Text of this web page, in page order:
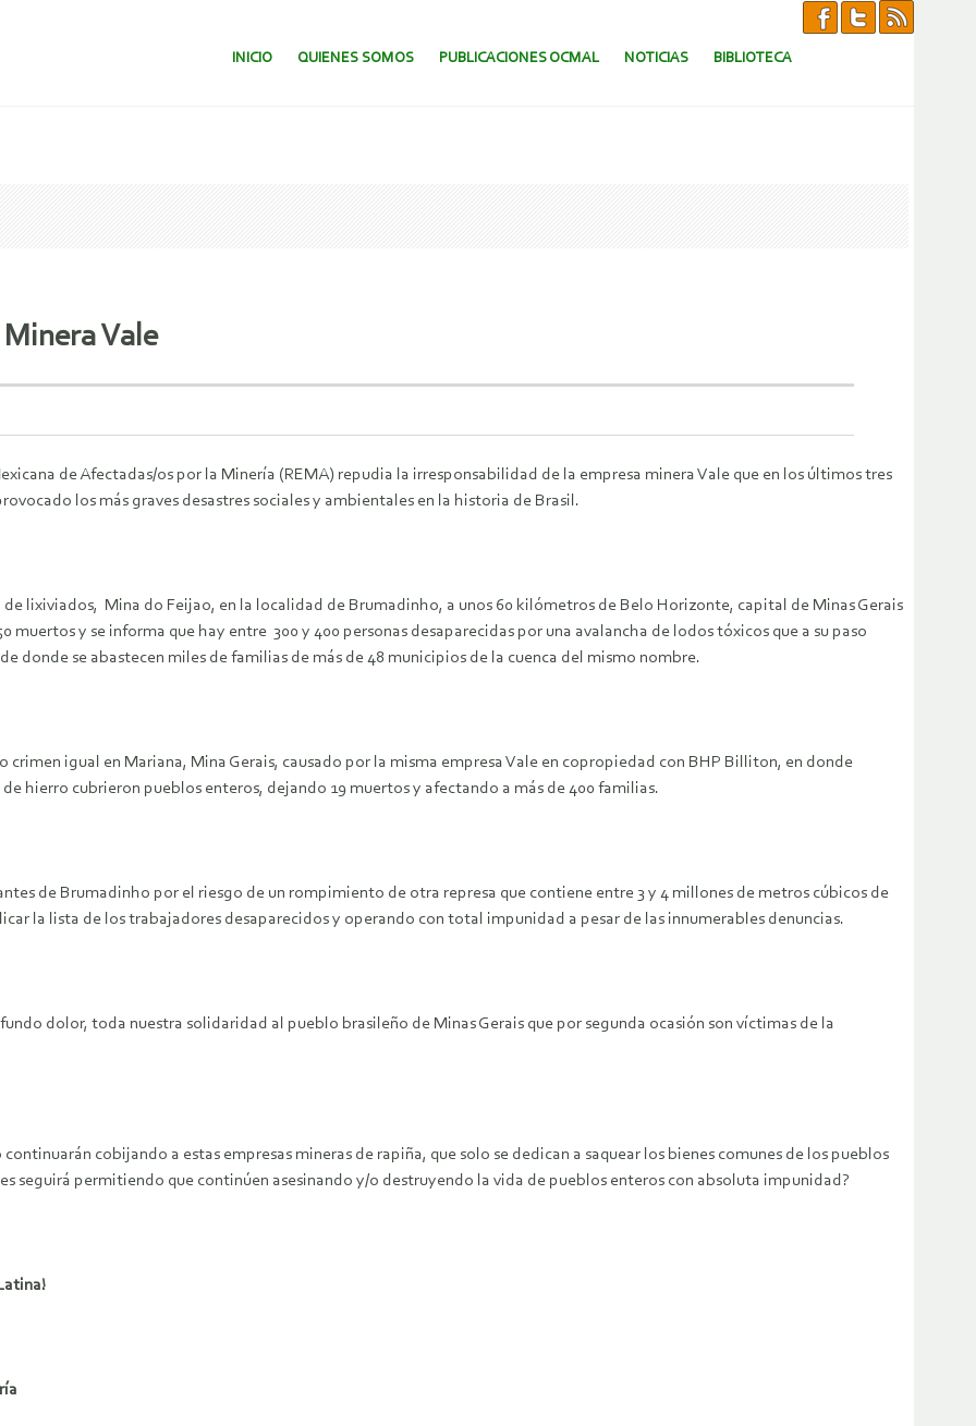
SALTAR AL CONTENIDO.
INICIO QUIENES SOMOS PUBLICACIONES OCMAL NOTICIAS BIBLIOTECA
Vale
de Afectadas/os por la Minería (REMA) repudia la irresponsabilidad de la empresa minera Vale que en los últimos tres
los más graves desastres sociales y ambientales en la historia de Brasil.
de lixiviados, Mina do Feijao, en la localidad de Brumadinho, a unos 60 kilómetros de Belo Horizonte, capital de Minas Gerais
y se informa que hay entre 300 y 400 personas desaparecidas por una avalancha de lodos tóxicos que a su paso
donde se abastecen miles de familias de más de 48 municipios de la cuenca del mismo nombre.
crimen igual en Mariana, Mina Gerais, causado por la misma empresa Vale en copropiedad con BHP Billiton, en donde
hierro cubrieron pueblos enteros, dejando 19 muertos y afectando a más de 400 familias.
de Brumadinho por el riesgo de un rompimiento de otra represa que contiene entre 3 y 4 millones de metros cúbicos de
la lista de los trabajadores desaparecidos y operando con total impunidad a pesar de las innumerables denuncias.
dolor, toda nuestra solidaridad al pueblo brasileño de Minas Gerais que por segunda ocasión son víctimas de la
cobijando a estas empresas mineras de rapiña, que solo se dedican a saquear los bienes comunes de los pueblos
seguirá permitiendo que continúen asesinando y/o destruyendo la vida de pueblos enteros con absoluta impunidad?